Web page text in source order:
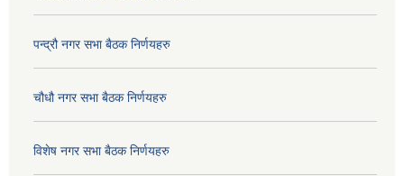
पन्द्रौ नगर सभा बैठक निर्णयहरु
चौधौ नगर सभा बैठक निर्णयहरु
विशेष नगर सभा बैठक निर्णयहरु